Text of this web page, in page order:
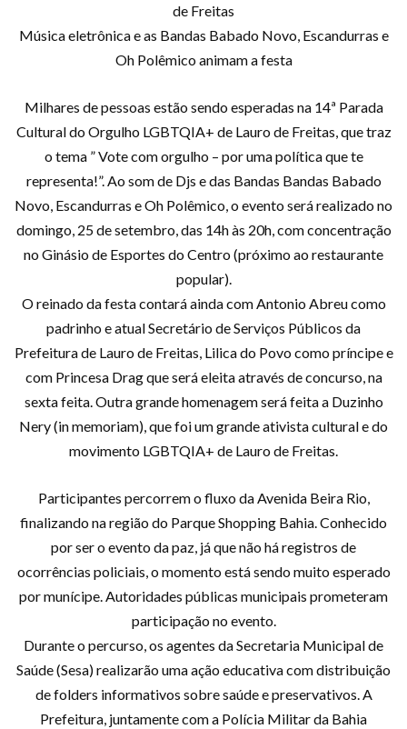
de Freitas
Música eletrônica e as Bandas Babado Novo, Escandurras e
Oh Polêmico animam a festa
Milhares de pessoas estão sendo esperadas na 14ª Parada
Cultural do Orgulho LGBTQIA+ de Lauro de Freitas, que traz
o tema ” Vote com orgulho – por uma política que te
representa!”. Ao som de Djs e das Bandas Bandas Babado
Novo, Escandurras e Oh Polêmico, o evento será realizado no
domingo, 25 de setembro, das 14h às 20h, com concentração
no Ginásio de Esportes do Centro (próximo ao restaurante
popular).
O reinado da festa contará ainda com Antonio Abreu como
padrinho e atual Secretário de Serviços Públicos da
Prefeitura de Lauro de Freitas, Lilica do Povo como príncipe e
com Princesa Drag que será eleita através de concurso, na
sexta feita. Outra grande homenagem será feita a Duzinho
Nery (in memoriam), que foi um grande ativista cultural e do
movimento LGBTQIA+ de Lauro de Freitas.
Participantes percorrem o fluxo da Avenida Beira Rio,
finalizando na região do Parque Shopping Bahia. Conhecido
por ser o evento da paz, já que não há registros de
ocorrências policiais, o momento está sendo muito esperado
por munícipe. Autoridades públicas municipais prometeram
participação no evento.
Durante o percurso, os agentes da Secretaria Municipal de
Saúde (Sesa) realizarão uma ação educativa com distribuição
de folders informativos sobre saúde e preservativos. A
Prefeitura, juntamente com a Polícia Militar da Bahia